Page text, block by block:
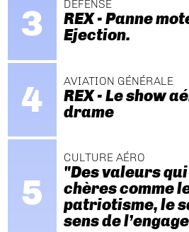
DÉFENSE
REX - Panne
Ejection.
AVIATION GÉNÉRALE
REX - Le show
drame
CULTURE AÉRO
"Des valeurs
chères comme
patriotisme, le
sens de